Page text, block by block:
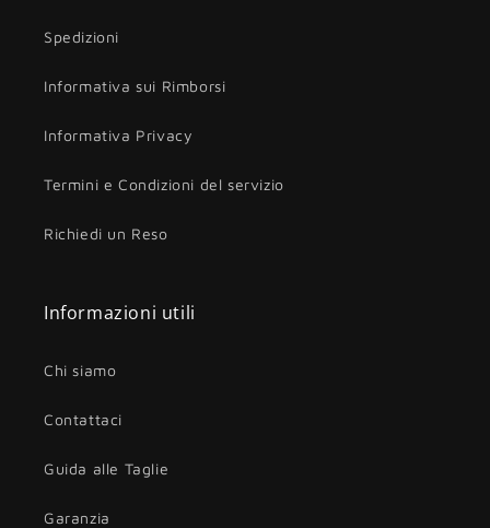
Spedizioni
Informativa sui Rimborsi
Informativa Privacy
Termini e Condizioni del servizio
Richiedi un Reso
Informazioni utili
Chi siamo
Contattaci
Guida alle Taglie
Garanzia